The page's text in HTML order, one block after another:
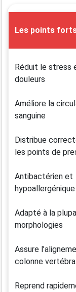
Les points
Réduit le stress
douleurs
Améliore la
sanguine
Distribue
les points de
Antibactérien et
hypoallergénique
Adapté à la
morphologies
Assure
colonne
Reprend